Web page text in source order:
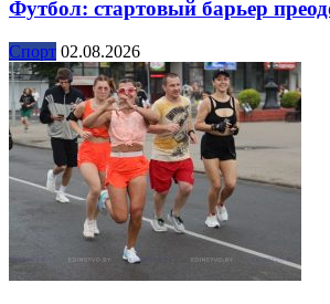
Футбол: стартовый барьер
Спорт 02.08.2026